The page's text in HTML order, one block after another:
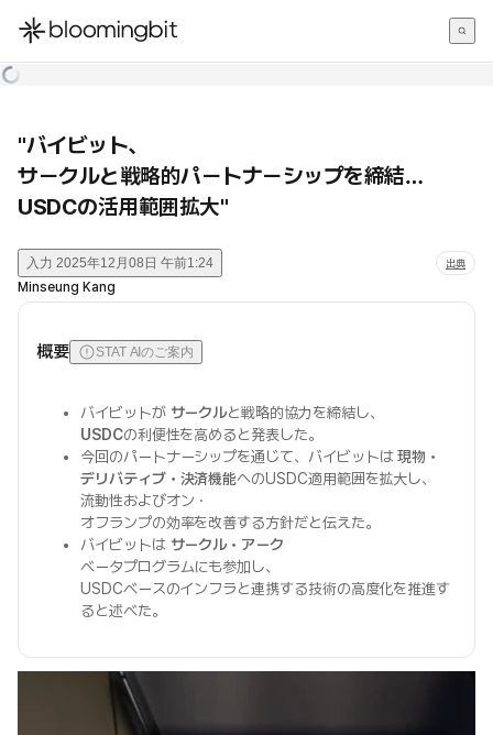
한국어
"バイビット、
サークルと戦略的パートナーシップを締結…
USDCの活用範囲拡大"
入力 2025年12月08日 午前1:24 出典
Minseung Kang
概要 STAT AIのご案内
バイビットが サークルと戦略的協力を締結し、
USDCの利便性を高めると発表した。
今回のパートナーシップを通じて、バイビットは現物・
デリバティブ・決済機能へのUSDC適用範囲を拡大し、
流動性およびオン・
オフランプの効率を改善する方針だと伝えた。
バイビットは サークル・アーク
ベータプログラムにも参加し、
USDCベースのインフラと連携する技術の高度化を推進す
ると述べた。